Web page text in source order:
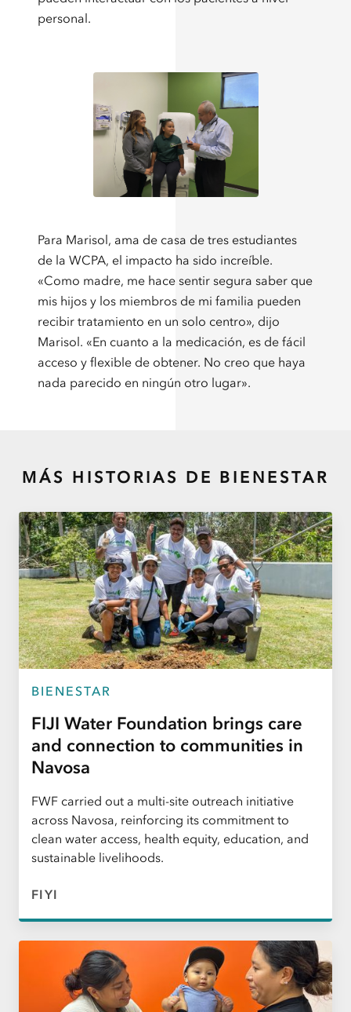
personal.
Para Marisol, ama de casa de tres estudiantes
de la WCPA, el impacto ha sido increíble.
«Como madre, me hace sentir segura saber que
mis hijos y los miembros de mi familia pueden
recibir tratamiento en un solo centro», dijo
Marisol. «En cuanto a la medicación, es de fácil
acceso y flexible de obtener. No creo que haya
nada parecido en ningún otro lugar».
MÁS HISTORIAS DE BIENESTAR
BIENESTAR
FIJI Water Foundation brings care
and connection to communities in
Navosa
FWF carried out a multi-site outreach initiative
across Navosa, reinforcing its commitment to
clean water access, health equity, education, and
sustainable livelihoods.
FIYI